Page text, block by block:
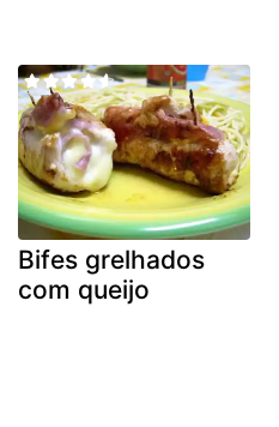
Bifes grelhados
com queijo